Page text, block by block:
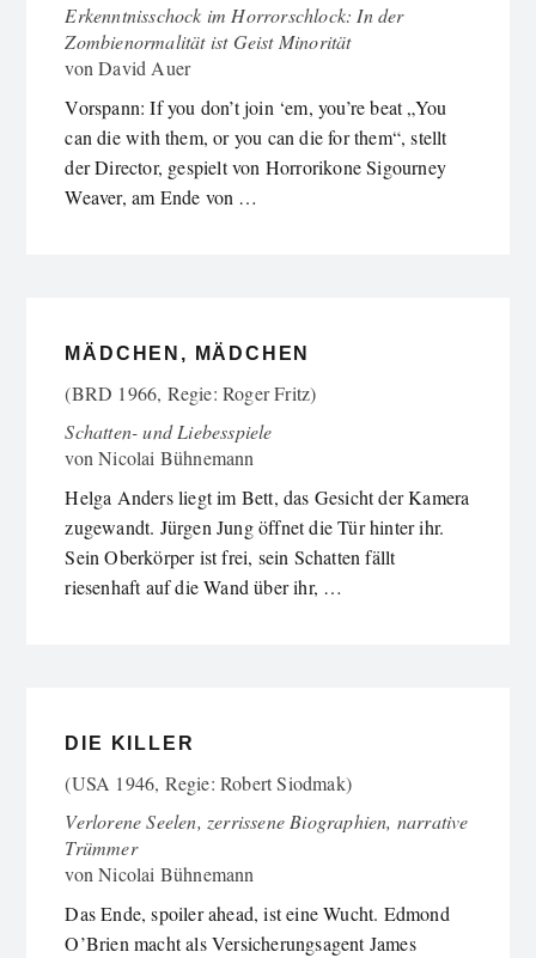
Erkenntnisschock im Horrorschlock: In der
Zombienormalität ist Geist Minorität
vonDavid Auer
Vorspann: If you don’t join ‘em, you’re beat „You
can die with them, or you can die for them“, stellt
der Director, gespielt von Horrorikone Sigourney
Weaver, am Ende von …
MÄDCHEN, MÄDCHEN
(BRD 1966, Regie: Roger Fritz)
Schatten- und Liebesspiele
vonNicolai Bühnemann
Helga Anders liegt im Bett, das Gesicht der Kamera
zugewandt. Jürgen Jung öffnet die Tür hinter ihr.
Sein Oberkörper ist frei, sein Schatten fällt
riesenhaft auf die Wand über ihr, …
DIE KILLER
(USA 1946, Regie: Robert Siodmak)
Verlorene Seelen, zerrissene Biographien, narrative
Trümmer
vonNicolai Bühnemann
Das Ende, spoiler ahead, ist eine Wucht. Edmond
O’Brien macht als Versicherungsagent James